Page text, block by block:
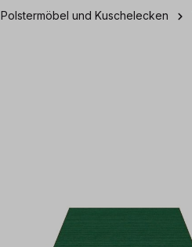
Polstermöbel und Kuschelecken